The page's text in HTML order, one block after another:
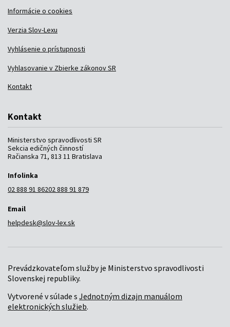
Informácie o cookies
Verzia Slov-Lexu
Vyhlásenie o prístupnosti
Vyhlasovanie v Zbierke zákonov SR
Kontakt
Kontakt
Ministerstvo spravodlivosti SR
Sekcia edičných činností
Račianska 71, 813 11 Bratislava
Infolinka
02 888 91 86202 888 91 879
Email
helpdesk@slov-lex.sk
Prevádzkovateľom služby je Ministerstvo spravodlivosti
Slovenskej republiky.
Vytvorené v súlade s Jednotným dizajn manuálom
elektronických služieb.